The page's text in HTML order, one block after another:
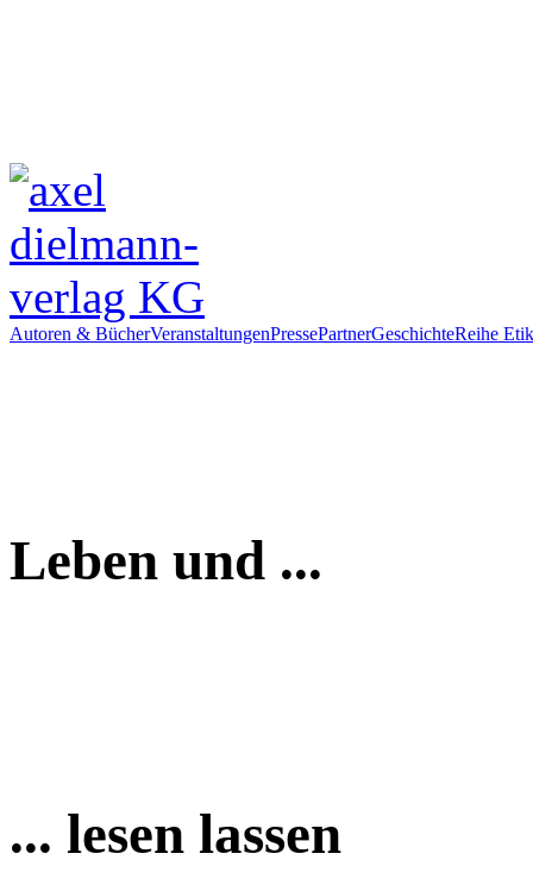
Autoren & BücherVeranstaltungenPressePartnerGeschichteReihe
Leben und ...
... lesen lassen